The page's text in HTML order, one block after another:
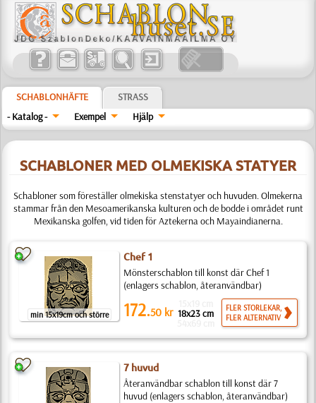
SCHABLONHÄFTE
STRASS
- Katalog -
Exempel Hjälp
SCHABLONER MED OLMEKISKA STATYER
Schabloner som föreställer olmekiska stenstatyer och huvuden. Olmekerna
stammar från den Mesoamerikanska kulturen och de bodde i området runt
Mexikanska golfen, vid tiden för Aztekerna och Mayaindianerna.
min 15x19cm och större
Chef 1
Mönsterschablon till konst där Chef 1
(enlagers schablon, återanvändbar)
172.50 kr 18x23 cm
FLER STORLEKAR,
FLER ALTERNATIV
7 huvud
Återanvändbar schablon till konst där 7
huvud (enlagers schablon, återanvändbar)